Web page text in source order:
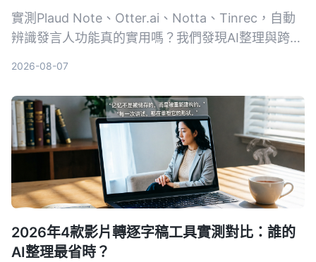
實測Plaud Note、Otter.ai、Notta、Tinrec，自動
辨識發言人功能真的實用嗎？我們發現AI整理與跨平
2026-08-07
2026年4款影片轉逐字稿工具實測對比：誰的
AI整理最省時？